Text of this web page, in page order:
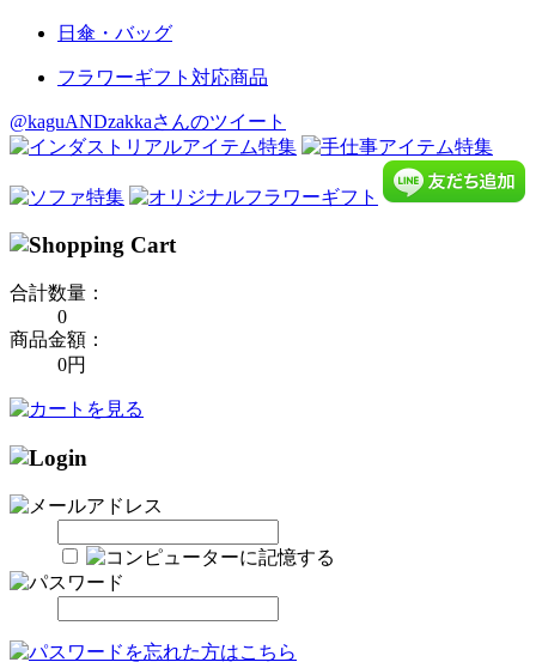
日傘・バッグ
フラワーギフト対応商品
@kaguANDzakkaさんのツイート
合計数量：
0
商品金額：
0円